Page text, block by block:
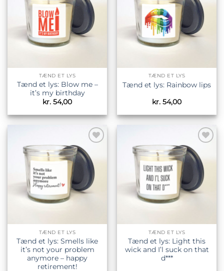
TÆND ET LYS
Tænd et lys: Blow me –
it’s my birthday
kr. 54,00
TÆND ET LYS
Tænd et lys: Rainbow lips
kr. 54,00
Tilføj til
ønskeliste
TÆND ET LYS
Tænd et lys: Smells like
it’s not your problem
anymore – happy
retirement!
Tilføj til
ønskeliste
TÆND ET LYS
Tænd et lys: Light this
wick and I’l suck on that
d***